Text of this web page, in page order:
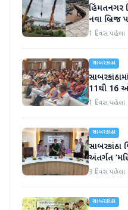
હિંમતનગર
નવા બ્રિજ
સફળતાપૂર્વક
1 દિવસ પહેલા
સાબરકાંઠા
11થી 16
કાર્યક્રમો
1 દિવસ પહેલા
સાબરકાંઠા
સાબરકાંઠા
અંતર્ગત
કરાઈ
3 દિવસ પહેલા
સાબરકાંઠા